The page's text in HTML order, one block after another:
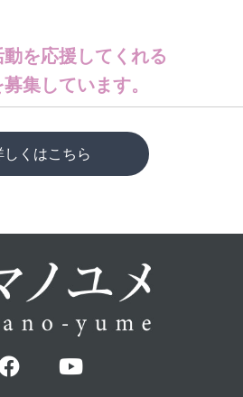
を応援してくれる
集しています。
しくはこちら